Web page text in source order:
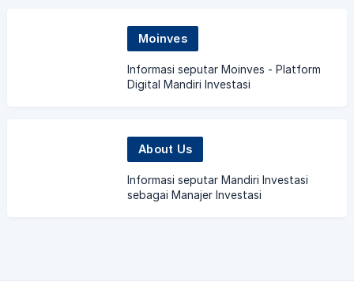
Moinves
Informasi seputar Moinves - Platform
Digital Mandiri Investasi
About Us
Informasi seputar Mandiri Investasi
sebagai Manajer Investasi